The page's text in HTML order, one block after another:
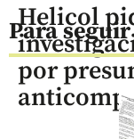
Para
Helicol
por